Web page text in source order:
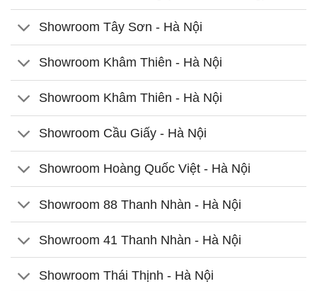
Showroom Tây Sơn - Hà Nội
Showroom Khâm Thiên - Hà Nội
Showroom Khâm Thiên - Hà Nội
Showroom Cầu Giấy - Hà Nội
Showroom Hoàng Quốc Việt - Hà Nội
Showroom 88 Thanh Nhàn - Hà Nội
Showroom 41 Thanh Nhàn - Hà Nội
Showroom Thái Thịnh - Hà Nội